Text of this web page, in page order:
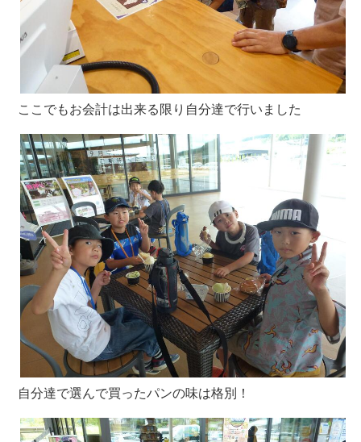
ここでもお会計は出来る限り自分達で行いました
自分達で選んで買ったパンの味は格別！